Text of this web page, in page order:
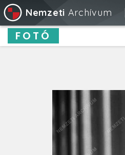
Nemzeti Archívum
FOTÓ